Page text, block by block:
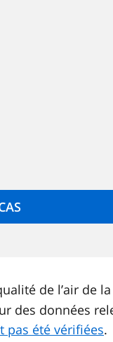
de l’air de la
des données
pas été vérifiées.